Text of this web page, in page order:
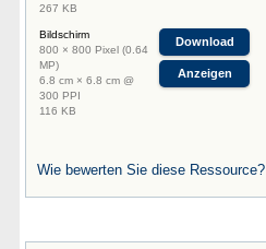
267 KB
Bildschirm
800 × 800 Pixel (0.64
MP)
6.8 cm × 6.8 cm @
300 PPI
116 KB
Download
Anzeigen
Wie bewerten Sie diese Ressource?